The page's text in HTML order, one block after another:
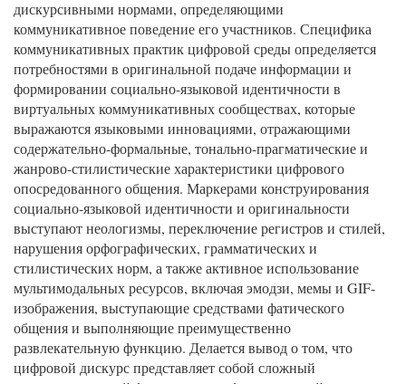
дискурсивными нормами, определяющими
коммуникативное поведение его участников. Специфика
коммуникативных практик цифровой среды определяется
потребностями в оригинальной подаче информации и
формировании социально-языковой идентичности в
виртуальных коммуникативных сообществах, которые
выражаются языковыми инновациями, отражающими
содержательно-формальные, тонально-прагматические и
жанрово-стилистические характеристики цифрового
опосредованного общения. Маркерами конструирования
социально-языковой идентичности и оригинальности
выступают неологизмы, переключение регистров и стилей,
нарушения орфографических, грамматических и
стилистических норм, а также активное использование
мультимодальных ресурсов, включая эмодзи, мемы и GIF-
изображения, выступающие средствами фатического
общения и выполняющие преимущественно
развлекательную функцию. Делается вывод о том, что
цифровой дискурс представляет собой сложный